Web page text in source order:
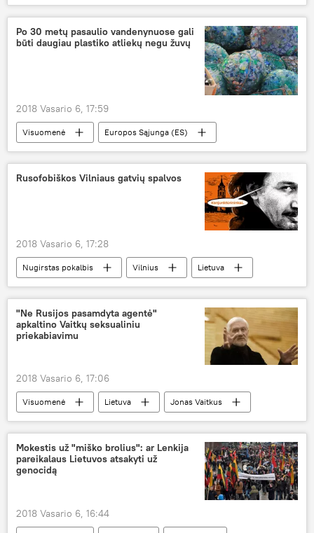
Rusija
Saulius Skvernelis
apklausa
santykiai su Rusija
Po 30 metų pasaulio vandenynuose gali
būti daugiau plastiko atliekų negu žuvų
2018 Vasario 6, 17:59
Visuomenė
Europos Sąjunga (ES)
plastiko atliekos
Rusofobiškos Vilniaus gatvių spalvos
2018 Vasario 6, 17:28
Nugirstas pokalbis Vilnius
Lietuva
Lech Kačinski
Borisas Nemcovas
gatvės
"Ne Rusijos pasamdyta agentė"
apkaltino Vaitkų seksualiniu
priekabiavimu
2018 Vasario 6, 17:06
Visuomenė Lietuva
Jonas Vaitkus
seksualinis priekabiavimas
Mokestis už "miško brolius": ar Lenkija
pareikalaus Lietuvos atsakyti už
genocidą
2018 Vasario 6, 16:44